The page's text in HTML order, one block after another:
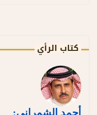
كتاب الرأي
أحمد الشمراني: